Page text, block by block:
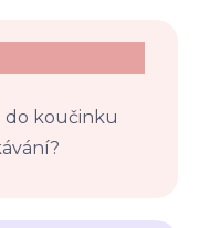
do koučinku